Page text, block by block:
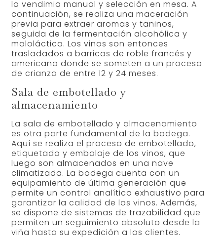
la vendimia manual y selección en mesa. A
continuación, se realiza una maceración
previa para extraer aromas y taninos,
seguida de la fermentación alcohólica y
maloláctica. Los vinos son entonces
trasladados a barricas de roble francés y
americano donde se someten a un proceso
de crianza de entre 12 y 24 meses.
Sala de embotellado y
almacenamiento
La sala de embotellado y almacenamiento
es otra parte fundamental de la bodega.
Aquí se realiza el proceso de embotellado,
etiquetado y embalaje de los vinos, que
luego son almacenados en una nave
climatizada. La bodega cuenta con un
equipamiento de última generación que
permite un control analítico exhaustivo para
garantizar la calidad de los vinos. Además,
se dispone de sistemas de trazabilidad que
permiten un seguimiento absoluto desde la
viña hasta su expedición a los clientes.